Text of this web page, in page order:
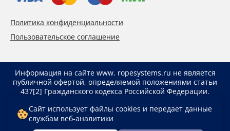
Политика конфиденциальности
Пользовательское соглашение
Информация на сайте www. ropesystems.ru не является
публичной офертой, определяемой положениями статьи
437[2] Гражданского кодекса Российской Федерации.
заказа через интернет-магазин www. ropesystems.ru.
Цены при оформлении заказа иным способом могут
отличаться от указанных на сайте.
Сайт использует файлы cookies и передает данные
службам веб-аналитики